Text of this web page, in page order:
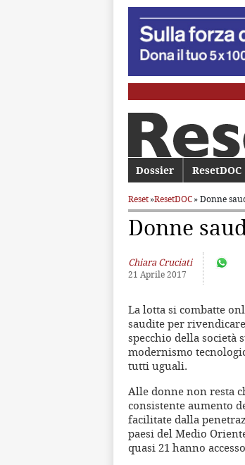
Menu
Vai al contenuto
Vai al contenuto
Dossier ResetDOC
Reset»ResetDOC» Donne
Donne
Chiara Cruciati
21 Aprile 2017
La lotta si combatte
saudite per
specchio della società
modernismo
tutti uguali.
Alle donne non resta
consistente aumento
facilitate dalla
paesi del Medio
quasi 21 hanno